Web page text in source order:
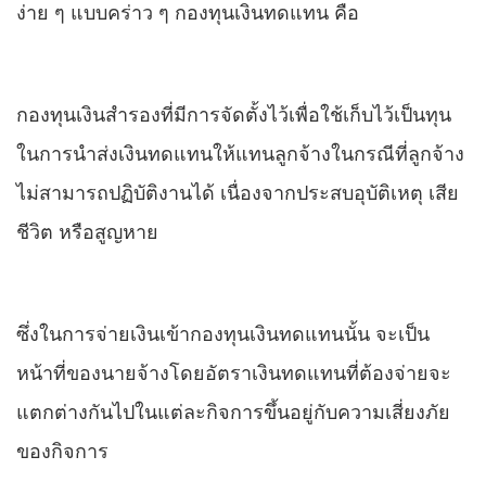
ง่าย ๆ แบบคร่าว ๆ กองทุนเงินทดแทน คือ
กองทุนเงินสำรองที่มีการจัดตั้งไว้เพื่อใช้เก็บไว้เป็นทุน
ในการนำส่งเงินทดแทนให้แทนลูกจ้างในกรณีที่ลูกจ้าง
ไม่สามารถปฏิบัติงานได้ เนื่องจากประสบอุบัติเหตุ เสีย
ชีวิต หรือสูญหาย
ซึ่งในการจ่ายเงินเข้ากองทุนเงินทดแทนนั้น จะเป็น
หน้าที่ของนายจ้างโดยอัตราเงินทดแทนที่ต้องจ่ายจะ
แตกต่างกันไปในแต่ละกิจการขึ้นอยู่กับความเสี่ยงภัย
ของกิจการ